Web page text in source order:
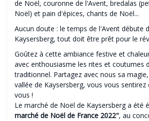
de Noël, couronne de l'Avent, bredalas
Noël) et pain d'épices, chants de Noël...
Aucun doute : le temps de l'Avent débute
Kaysersberg, tout doit être prêt pour le
Goûtez à cette ambiance festive et
avec enthousiasme les rites et coutumes
traditionnel. Partagez avec nous sa
vallée de Kaysersberg, vous vous
vous !
Le marché de Noël de Kaysersberg a été
marché de Noël de France 2022", au